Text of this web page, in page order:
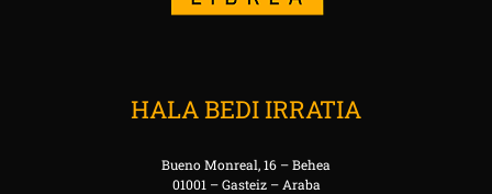
HALA BEDI IRRATIA
Bueno Monreal, 16 – Behea
01001 – Gasteiz – Araba